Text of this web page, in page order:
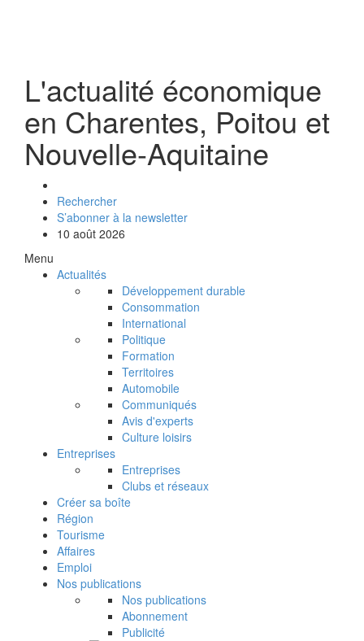
L'actualité économique
en Charentes, Poitou et
Nouvelle-Aquitaine
Rechercher
S’abonner à la newsletter
10 août 2026
Menu
Actualités
Développement durable
Consommation
International
Politique
Formation
Territoires
Automobile
Communiqués
Avis d'experts
Culture loisirs
Entreprises
Entreprises
Clubs et réseaux
Créer sa boîte
Région
Tourisme
Affaires
Emploi
Nos publications
Nos publications
Abonnement
Publicité